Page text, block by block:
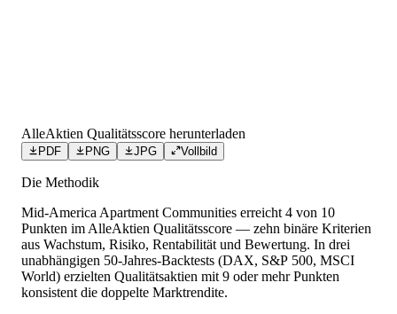
AlleAktien Qualitätsscore herunterladen
PDF PNG JPG Vollbild
Die Methodik
Mid-America Apartment Communities erreicht 4 von 10
Punkten im AlleAktien Qualitätsscore — zehn binäre Kriterien
aus Wachstum, Risiko, Rentabilität und Bewertung. In drei
unabhängigen 50-Jahres-Backtests (DAX, S&P 500, MSCI
World) erzielten Qualitätsaktien mit 9 oder mehr Punkten
konsistent die doppelte Marktrendite.